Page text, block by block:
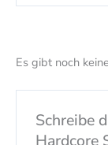
Es gibt noch
Schreibe
Hardcore